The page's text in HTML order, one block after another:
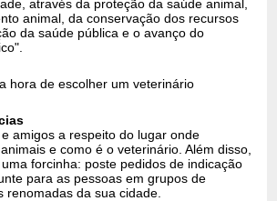
através da proteção da saúde animal,
animal, da conservação dos recursos
da saúde pública e o avanço do
hora de escolher um veterinário
amigos a respeito do lugar onde
e como é o veterinário. Além disso,
forcinha: poste pedidos de indicação
para as pessoas em grupos de
renomadas da sua cidade.